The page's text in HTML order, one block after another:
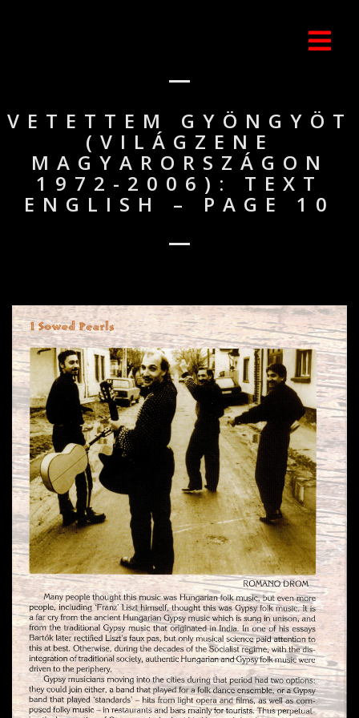
VETETTEM GYÖNGYÖT
(VILÁGZENE
MAGYARORSZÁGON
1972-2006): TEXT
ENGLISH – PAGE 10